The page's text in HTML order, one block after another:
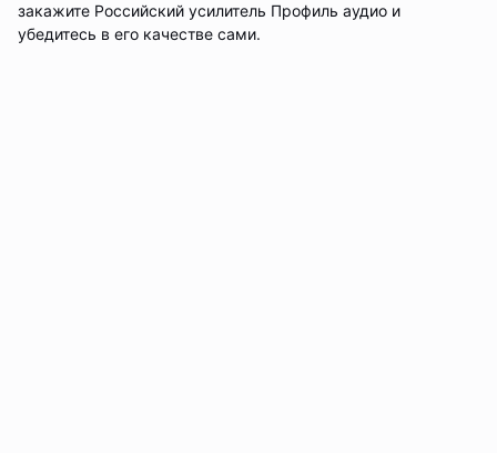
закажите Российский усилитель Профиль аудио и
убедитесь в его качестве сами.